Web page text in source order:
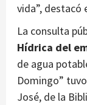
vida”, destacó
La consulta
Hídrica del
de agua
Domingo”
José, de la